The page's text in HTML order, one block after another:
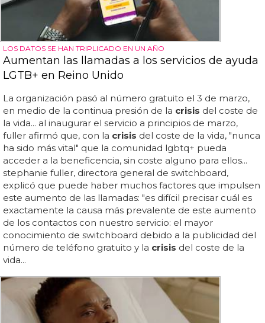
LOS DATOS SE HAN TRIPLICADO EN UN AÑO
Aumentan las llamadas a los servicios de ayuda
LGTB+ en Reino Unido
La organización pasó al número gratuito el 3 de marzo,
en medio de la continua presión de la crisis del coste de
la vida... al inaugurar el servicio a principios de marzo,
fuller afirmó que, con la crisis del coste de la vida, "nunca
ha sido más vital" que la comunidad lgbtq+ pueda
acceder a la beneficencia, sin coste alguno para ellos...
stephanie fuller, directora general de switchboard,
explicó que puede haber muchos factores que impulsen
este aumento de las llamadas: "es difícil precisar cuál es
exactamente la causa más prevalente de este aumento
de los contactos con nuestro servicio: el mayor
conocimiento de switchboard debido a la publicidad del
número de teléfono gratuito y la crisis del coste de la
vida...